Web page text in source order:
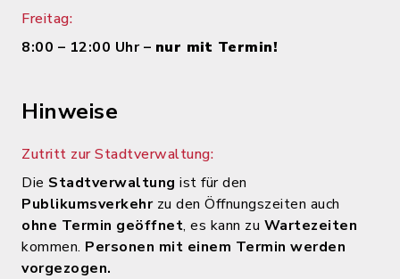
Freitag:
8:00 – 12:00 Uhr – nur mit Termin!
Hinweise
Zutritt zur Stadtverwaltung:
Die Stadtverwaltung ist für den
Publikumsverkehr zu den Öffnungszeiten auch
ohne Termin geöffnet, es kann zu Wartezeiten
kommen. Personen mit einem Termin werden
vorgezogen.